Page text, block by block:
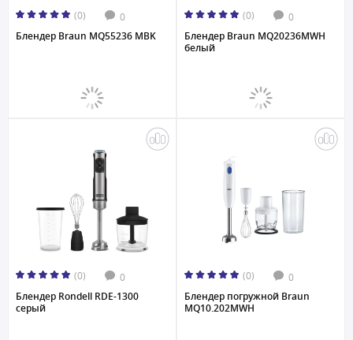
(0) 0
Блендер Braun MQ55236 MBK
(0) 0
Блендер Braun MQ20236MWH
белый
(0) 0
Блендер Rondell RDE-1300
серый
(0) 0
Блендер погружной Braun
MQ10.202MWH